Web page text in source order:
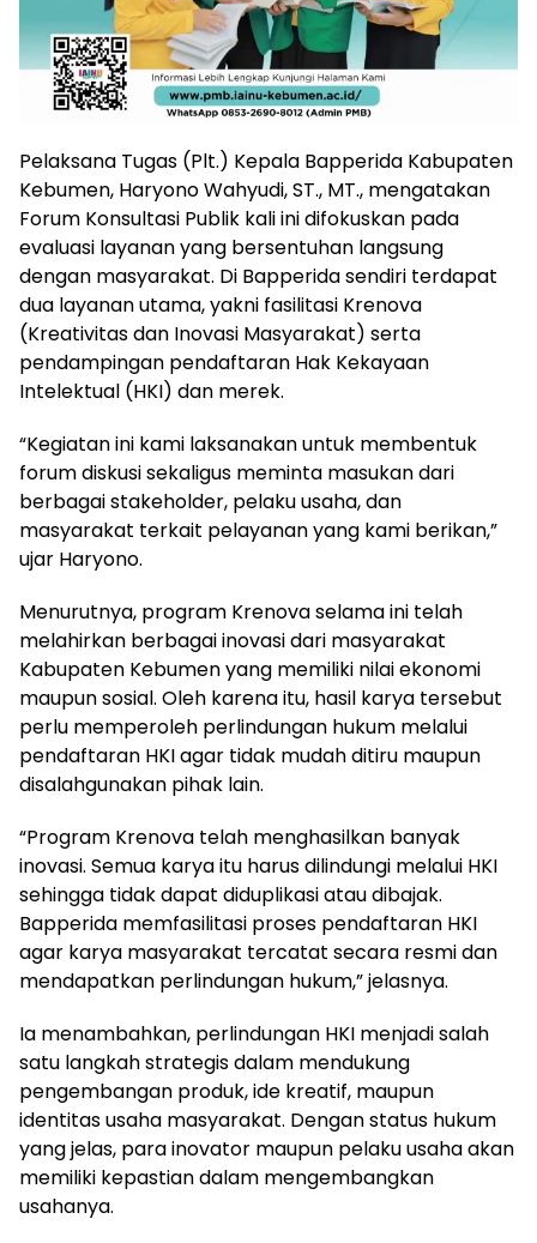
Pelaksana Tugas (Plt.) Kepala Bapperida Kabupaten
Kebumen, Haryono Wahyudi, ST., MT., mengatakan
Forum Konsultasi Publik kali ini difokuskan pada
evaluasi layanan yang bersentuhan langsung
dengan masyarakat. Di Bapperida sendiri terdapat
dua layanan utama, yakni fasilitasi Krenova
(Kreativitas dan Inovasi Masyarakat) serta
pendampingan pendaftaran Hak Kekayaan
Intelektual (HKI) dan merek.
“Kegiatan ini kami laksanakan untuk membentuk
forum diskusi sekaligus meminta masukan dari
berbagai stakeholder, pelaku usaha, dan
masyarakat terkait pelayanan yang kami berikan,”
ujar Haryono.
Menurutnya, program Krenova selama ini telah
melahirkan berbagai inovasi dari masyarakat
Kabupaten Kebumen yang memiliki nilai ekonomi
maupun sosial. Oleh karena itu, hasil karya tersebut
perlu memperoleh perlindungan hukum melalui
pendaftaran HKI agar tidak mudah ditiru maupun
disalahgunakan pihak lain.
“Program Krenova telah menghasilkan banyak
inovasi. Semua karya itu harus dilindungi melalui HKI
sehingga tidak dapat diduplikasi atau dibajak.
Bapperida memfasilitasi proses pendaftaran HKI
agar karya masyarakat tercatat secara resmi dan
mendapatkan perlindungan hukum,” jelasnya.
Ia menambahkan, perlindungan HKI menjadi salah
satu langkah strategis dalam mendukung
pengembangan produk, ide kreatif, maupun
identitas usaha masyarakat. Dengan status hukum
yang jelas, para inovator maupun pelaku usaha akan
memiliki kepastian dalam mengembangkan
usahanya.